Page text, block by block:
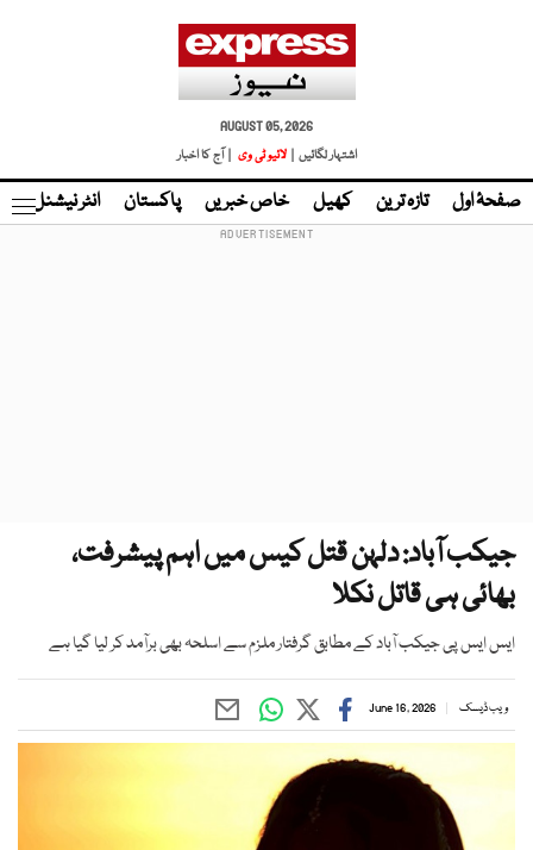
AUGUST 05, 2026
اشتہار لگائیں |
لائیو ٹی وی | آج کا اخبار
صفحۂ اول تازہ ترین کھیل خاص خبریں پاکستان انٹر نیشنل
جیکب آباد: دلہن قتل کیس میں اہم پیشرفت،
بھائی ہی قاتل نکلا
ایس ایس پی جیکب آباد کے مطابق گرفتار ملزم سے اسلحہ بھی برآمد کر لیا گیا ہے
ویب ڈیسک June 16, 2026